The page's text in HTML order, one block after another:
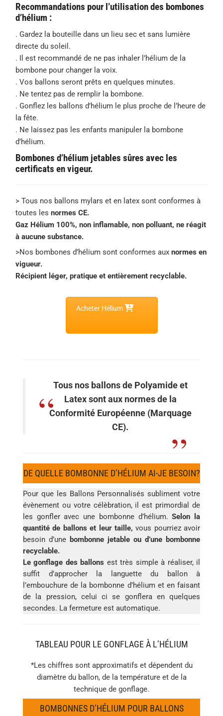
Recommandations pour l’utilisation des bombones
d’hélium :
. Gardez la bouteille dans un lieu sec et sans lumière
directe du soleil.
. Il est recommandé de ne pas inhaler l’hélium de la
bombone pour changer la voix.
. Vos ballons seront prêts en quelques minutes.
. Ne tentez pas de remplir la bombone.
. Gonflez les ballons d’hélium le plus proche de l’heure de
la fête.
. Ne laissez pas les enfants manipuler la bombone
d’hélium.
Bombones d’hélium jetables sûres avec les
certificats en vigeur.
> Tous nos ballons mylars et en latex sont conformes à
toutes les normes CE.
Gaz Hélium 100%, non inflamable, non polluant, ne réagit
à aucune substance.
>Nos bombones d’hélium sont conformes aux normes en
vigueur.
Récipient léger, pratique et entièrement recyclable.
Acheter Hélium
Tous nos ballons de Polyamide et
Latex sont aux normes de la
Conformité Européenne (Marquage
CE).
DE QUELLE BOMBONNE D’HÉLIUM AI-JE BESOIN?
Pour que les Ballons Personnalisés subliment votre
évènement ou votre célèbration, il est primordial de
les gonfler avec une bombonne d’hélium.Selon la
quantité de ballons et leur taille, vous pourriez avoir
besoin d’une bombonne jetable ou d’une bombonne
recyclable.
Le gonflage des ballons est très simple à réaliser, il
suffit d’approcher la languette du ballon à
l’embouchure de la bombonne d’hélium et en faisant
de la pression, celui ci se gonflera en quelques
secondes. La fermeture est automatique.
TABLEAU POUR LE GONFLAGE À L’HÉLIUM
*Les chiffres sont approximatifs et dépendent du
diamètre du ballon, de la température et de la
technique de gonflage.
BOMBONNES D’HÉLIUM POUR BALLONS